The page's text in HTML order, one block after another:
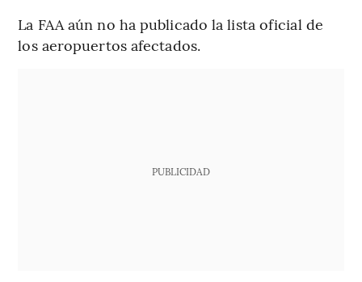
La FAA aún no ha publicado la lista oficial de
los aeropuertos afectados.
PUBLICIDAD